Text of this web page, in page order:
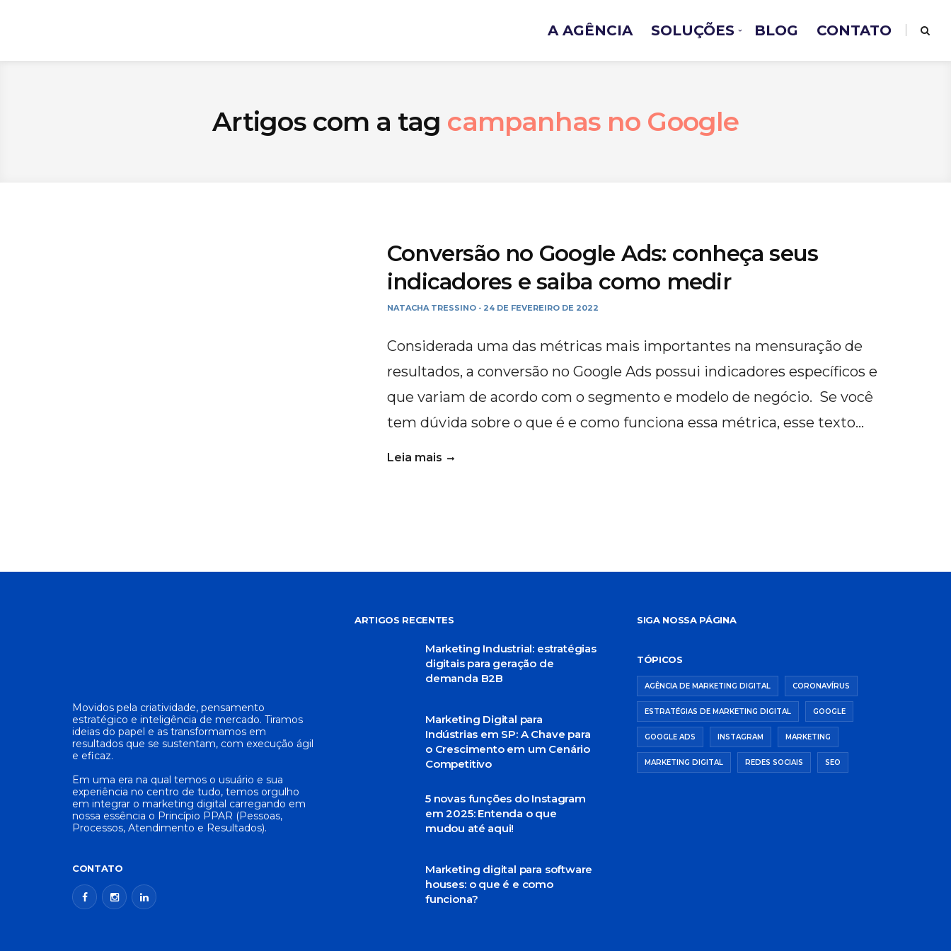
A AGÊNCIA SOLUÇÕES BLOG CONTATO
Artigos com a tag campanhas no Google
Conversão no Google Ads: conheça seus
indicadores e saiba como medir
NATACHA TRESSINO - 24 DE FEVEREIRO DE 2022
Considerada uma das métricas mais importantes na mensuração de
resultados, a conversão no Google Ads possui indicadores específicos e
que variam de acordo com o segmento e modelo de negócio. Se você
tem dúvida sobre o que é e como funciona essa métrica, esse texto…
Leia mais
Movidos pela criatividade, pensamento
estratégico e inteligência de mercado. Tiramos
ideias do papel e as transformamos em
resultados que se sustentam, com execução ágil
e eficaz.
Em uma era na qual temos o usuário e sua
experiência no centro de tudo, temos orgulho
em integrar o marketing digital carregando em
nossa essência o Princípio PPAR (Pessoas,
Processos, Atendimento e Resultados).
CONTATO
ARTIGOS RECENTES
Marketing Industrial: estratégias
digitais para geração de
demanda B2B
Marketing Digital para
Indústrias em SP: A Chave para
o Crescimento em um Cenário
Competitivo
5 novas funções do Instagram
em 2025: Entenda o que
mudou até aqui!
Marketing digital para software
houses: o que é e como
funciona?
SIGA NOSSA PÁGINA
TÓPICOS
AGÊNCIA DE MARKETING DIGITAL CORONAVÍRUS
ESTRATÉGIAS DE MARKETING DIGITAL GOOGLE
GOOGLE ADS INSTAGRAM MARKETING
MARKETING DIGITAL REDES SOCIAIS SEO